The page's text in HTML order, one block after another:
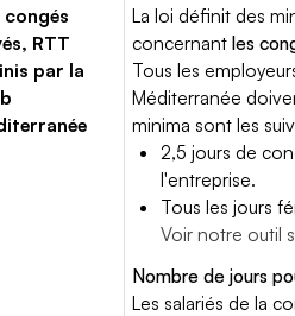
congés
RTT
par la
La loi définit des
concernantles
Tous les
Méditerranée
minima sont les
2,5 jours de
l'entreprise.
Tous les jours
Voir notre outil
Nombre de jours
Les salariés de la